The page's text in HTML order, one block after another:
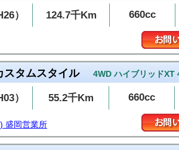
） 124.7千Km 660cc
スタムスタイル 4WD ハイブリッドXT
） 55.2千Km 660cc
盛岡営業所